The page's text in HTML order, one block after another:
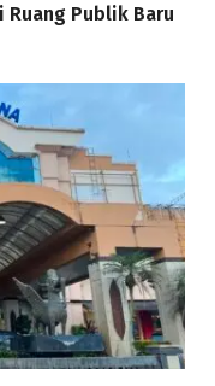
Publik Baru